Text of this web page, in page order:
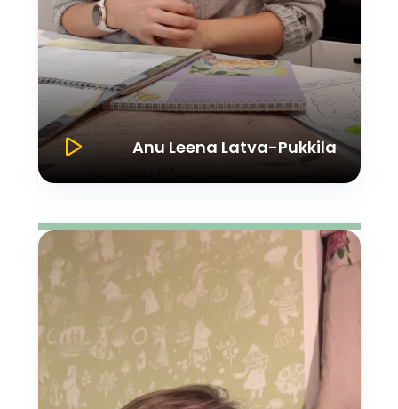
Anu Leena Latva-Pukkila